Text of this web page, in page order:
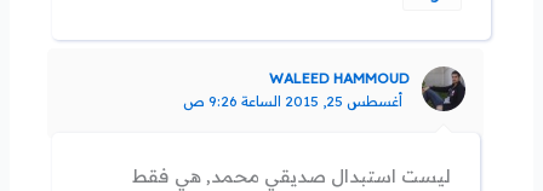
WALEED HAMMOUD
أغسطس 25, 2015 الساعة 9:26 ص
ليست استبدال صديقي محمد, هي فقط